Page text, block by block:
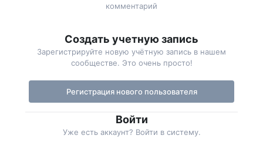
комментарий
Создать учетную запись
Зарегистрируйте новую учётную запись в нашем
сообществе. Это очень просто!
Регистрация нового пользователя
Войти
Уже есть аккаунт? Войти в систему.